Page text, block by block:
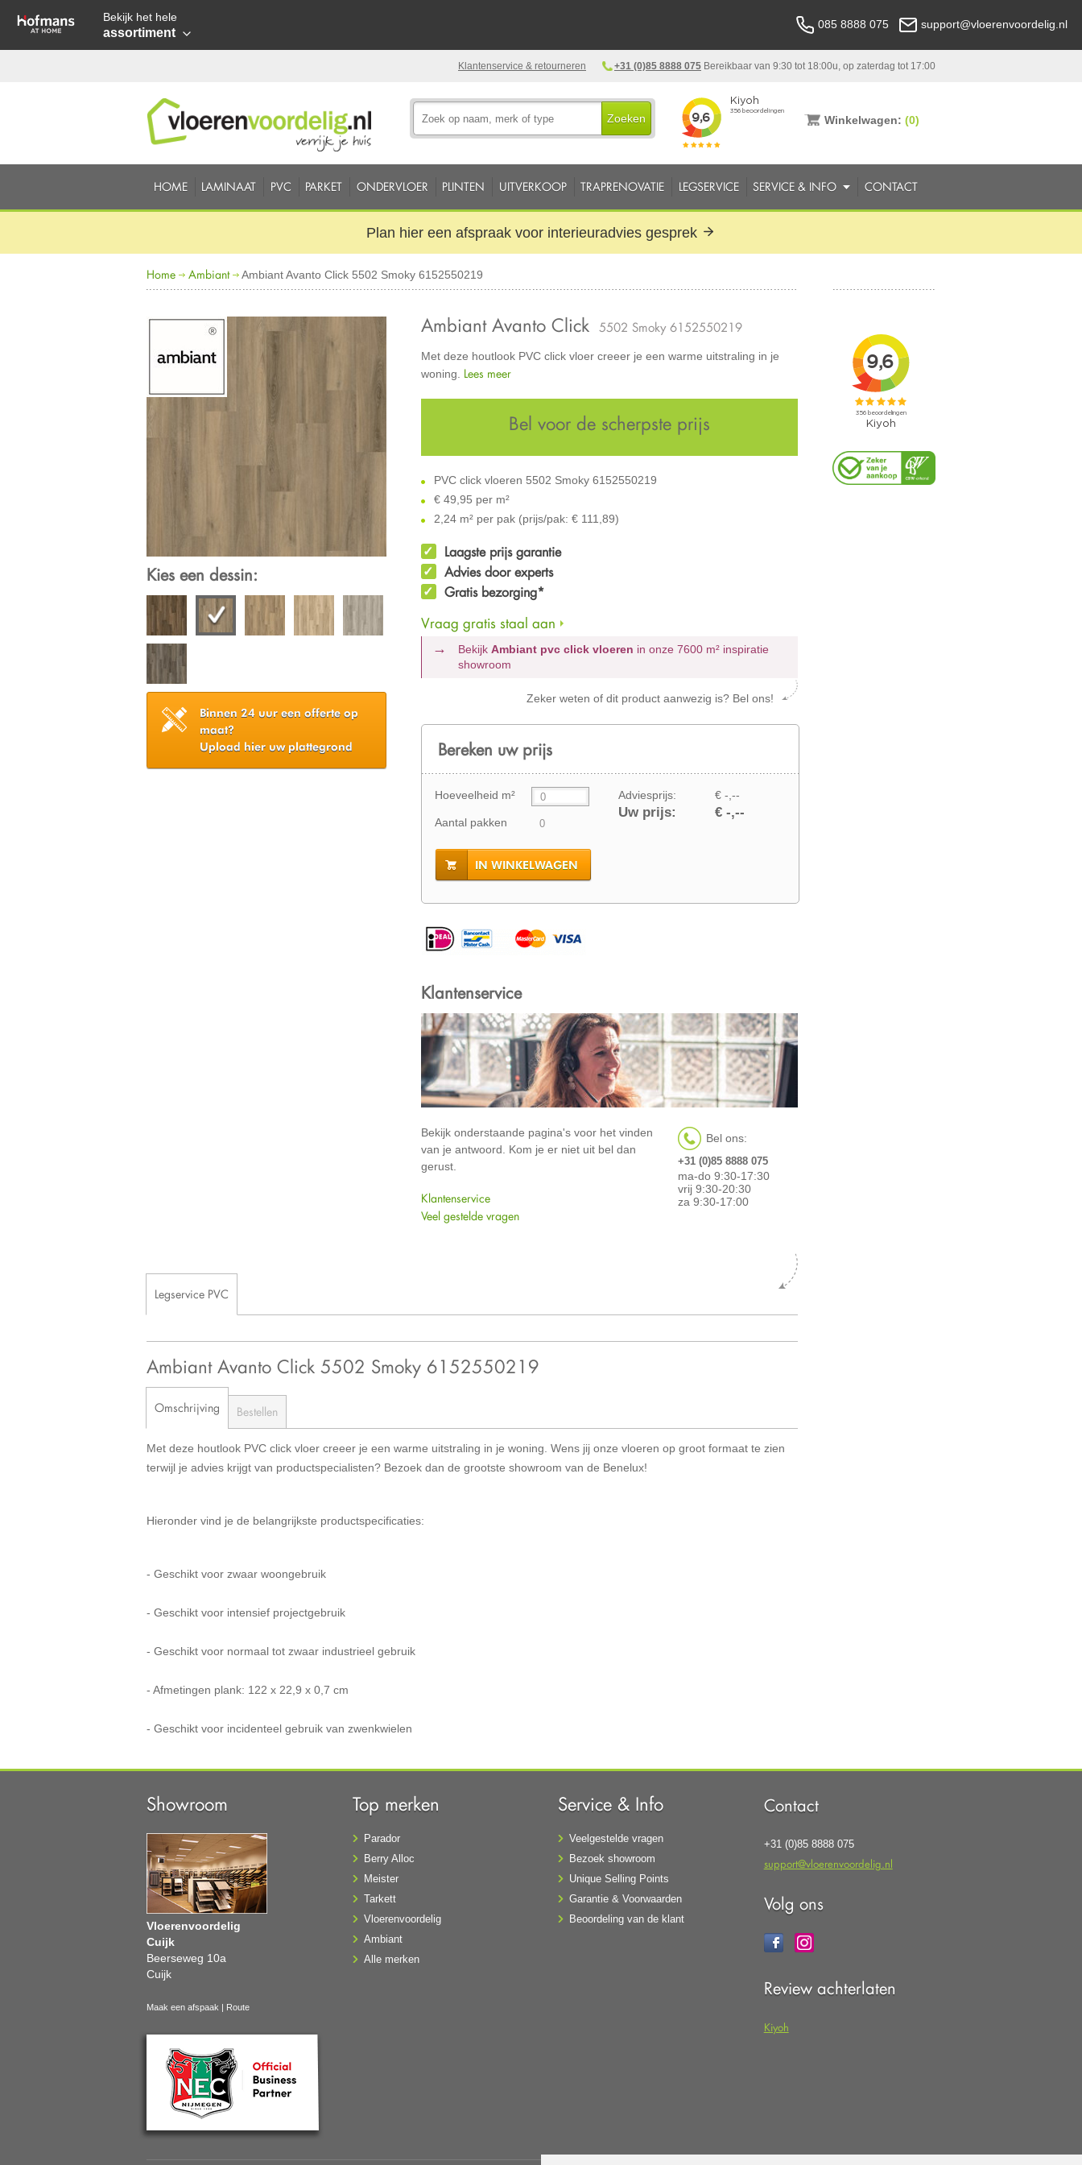
Bekijk het hele
assortiment
085 8888 075 support@vloerenvoordelig.nl
+31 (0)85 8888 075 Bereikbaar van 9:30 tot 18:00u, op zaterdag tot 17:00
Klantenservice & retourneren
Zoeken Winkelwagen: (0)
HOME LAMINAAT PVC PARKET ONDERVLOER PLINTEN UITVERKOOP TRAPRENOVATIE LEGSERVICE SERVICE & INFO CONTACT
Plan hier een afspraak voor interieuradvies gesprek
Home Ambiant Ambiant Avanto Click 5502 Smoky 6152550219
Kies een dessin:
Binnen 24 uur een offerte op
maat?
Upload hier uw plattegrond
Ambiant Avanto Click 5502 Smoky 6152550219
Met deze houtlook PVC click vloer creeer je een warme uitstraling in je
woning. Lees meer
Bel voor de scherpste prijs
PVC click vloeren 5502 Smoky 6152550219
€ 49,95 per m²
2,24 m² per pak (prijs/pak: € 111,89)
Laagste prijs garantie
Advies door experts
Gratis bezorging*
Vraag gratis staal aan
BekijkAmbiant pvc click vloeren in onze 7600 m² inspiratie
showroom
Zeker weten of dit product aanwezig is? Bel ons!
Bereken uw prijs
Hoeveelheid m²
Aantal pakken
Adviesprijs: € -,--
Uw prijs: € -,--
IN WINKELWAGEN
Klantenservice
Bekijk onderstaande pagina's voor het vinden
van je antwoord. Kom je er niet uit bel dan
gerust.
Klantenservice
Veel gestelde vragen
Bel ons:
+31 (0)85 8888 075
ma-do 9:30-17:30
vrij 9:30-20:30
za 9:30-17:00
Legservice PVC
Ambiant Avanto Click 5502 Smoky 6152550219
Omschrijving Bestellen
Met deze houtlook PVC click vloer creeer je een warme uitstraling in je woning. Wens jij onze vloeren op groot formaat te zien
terwijl je advies krijgt van productspecialisten? Bezoek dan de grootste showroom van de Benelux!
Hieronder vind je de belangrijkste productspecificaties:
- Geschikt voor zwaar woongebruik
- Geschikt voor intensief projectgebruik
- Geschikt voor normaal tot zwaar industrieel gebruik
- Afmetingen plank: 122 x 22,9 x 0,7 cm
- Geschikt voor incidenteel gebruik van zwenkwielen
Showroom
Vloerenvoordelig
Cuijk
Beerseweg 10a
Cuijk
Maak een afspaak | Route
Top merken
Parador
Berry Alloc
Meister
Tarkett
Vloerenvoordelig
Ambiant
Alle merken
Service & Info
Veelgestelde vragen
Bezoek showroom
Unique Selling Points
Garantie & Voorwaarden
Beoordeling van de klant
Contact
+31 (0)85 8888 075
support@vloerenvoordelig.nl
Volg ons
Review achterlaten
Kiyoh